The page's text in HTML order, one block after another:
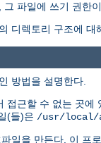
파일에 쓰기 권한
디렉토리 구조에
방법을 설명한다.
접근할 수 없는 곳
(들)은 /usr/local/
일을 만든다. 이 프